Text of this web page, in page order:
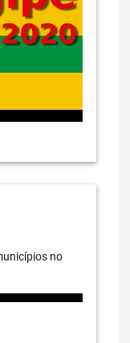
no